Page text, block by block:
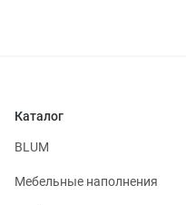
Каталог
BLUM
Мебельные наполнения